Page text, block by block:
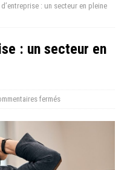
d’entreprise : un secteur en pleine
: un secteur en
fermés